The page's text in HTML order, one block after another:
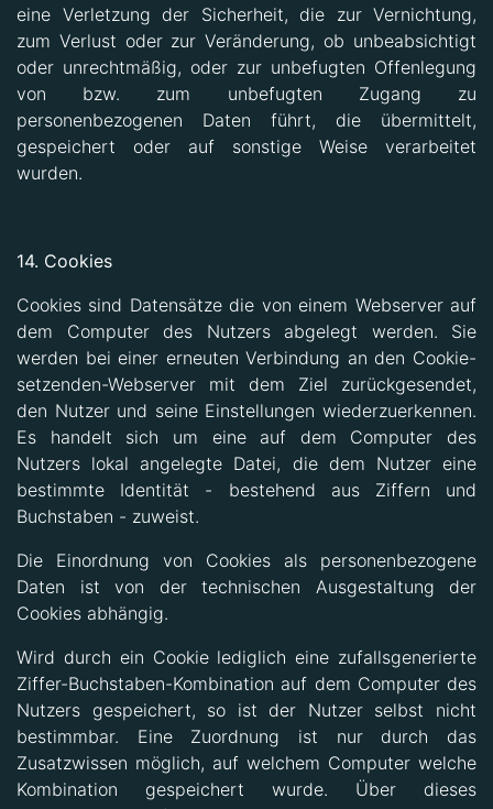
eine Verletzung der Sicherheit, die zur Vernichtung,
zum Verlust oder zur Veränderung, ob unbeabsichtigt
oder unrechtmäßig, oder zur unbefugten Offenlegung
von bzw. zum unbefugten Zugang zu
personenbezogenen Daten führt, die übermittelt,
gespeichert oder auf sonstige Weise verarbeitet
wurden.
14. Cookies
Cookies sind Datensätze die von einem Webserver auf
dem Computer des Nutzers abgelegt werden. Sie
werden bei einer erneuten Verbindung an den Cookie-
setzenden-Webserver mit dem Ziel zurückgesendet,
den Nutzer und seine Einstellungen wiederzuerkennen.
Es handelt sich um eine auf dem Computer des
Nutzers lokal angelegte Datei, die dem Nutzer eine
bestimmte Identität - bestehend aus Ziffern und
Buchstaben - zuweist.
Die Einordnung von Cookies als personenbezogene
Daten ist von der technischen Ausgestaltung der
Cookies abhängig.
Wird durch ein Cookie lediglich eine zufallsgenerierte
Ziffer-Buchstaben-Kombination auf dem Computer des
Nutzers gespeichert, so ist der Nutzer selbst nicht
bestimmbar. Eine Zuordnung ist nur durch das
Zusatzwissen möglich, auf welchem Computer welche
Kombination gespeichert wurde. Über dieses